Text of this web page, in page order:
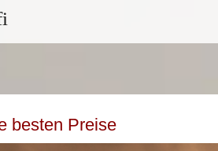
besten Preise